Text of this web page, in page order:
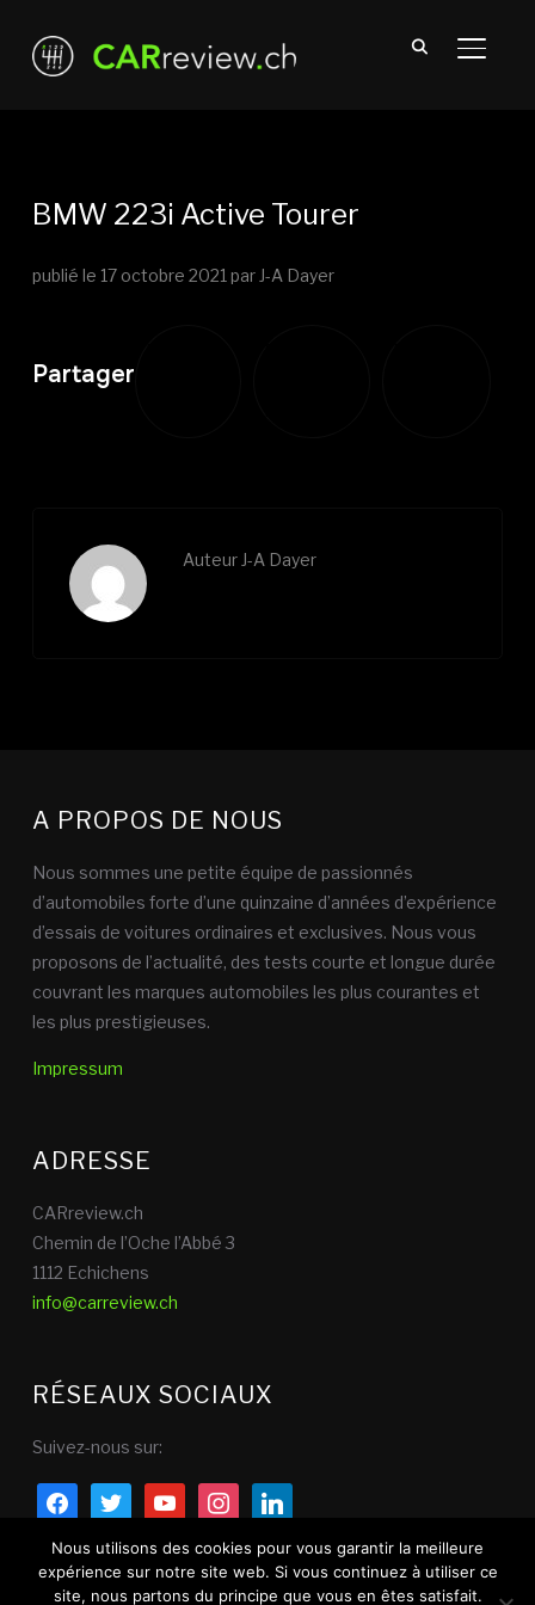
BMW 223i Active Tourer
publié le 17 octobre 2021 par J-A Dayer
Partager
Auteur J-A Dayer
A PROPOS DE NOUS
Nous sommes une petite équipe de passionnés
d’automobiles forte d’une quinzaine d’années d’expérience
d’essais de voitures ordinaires et exclusives. Nous vous
proposons de l’actualité, des tests courte et longue durée
couvrant les marques automobiles les plus courantes et
les plus prestigieuses.
Impressum
ADRESSE
CARreview.ch
Chemin de l’Oche l’Abbé 3
1112 Echichens
info@carreview.ch
RÉSEAUX SOCIAUX
Suivez-nous sur:
facebooktwitter youtubeinstagramlinkedin
Nous utilisons des cookies pour vous garantir la meilleure
expérience sur notre site web. Si vous continuez à utiliser ce
site, nous partons du principe que vous en êtes satisfait.